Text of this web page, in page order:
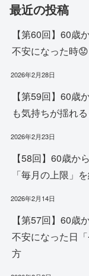
最近の投稿
【第60回】60歳
不安になった時
2026年2月28日
【第59回】60歳
も気持ちが揺れ
2026年2月23日
【58回】60歳か
「毎月の上限」
2026年2月14日
【第57回】60歳
不安になった日
方